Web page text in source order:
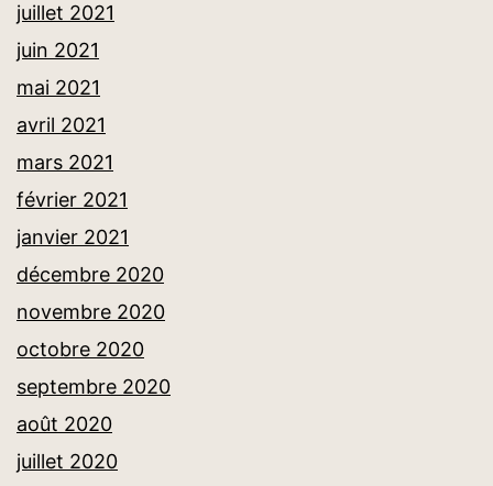
juillet 2021
juin 2021
mai 2021
avril 2021
mars 2021
février 2021
janvier 2021
décembre 2020
novembre 2020
octobre 2020
septembre 2020
août 2020
juillet 2020